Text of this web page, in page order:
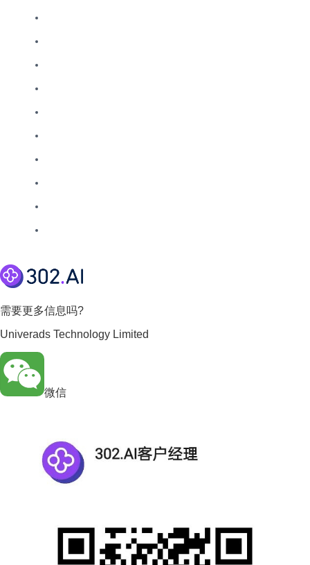
需要更多信息吗?
Univerads Technology Limited
微信